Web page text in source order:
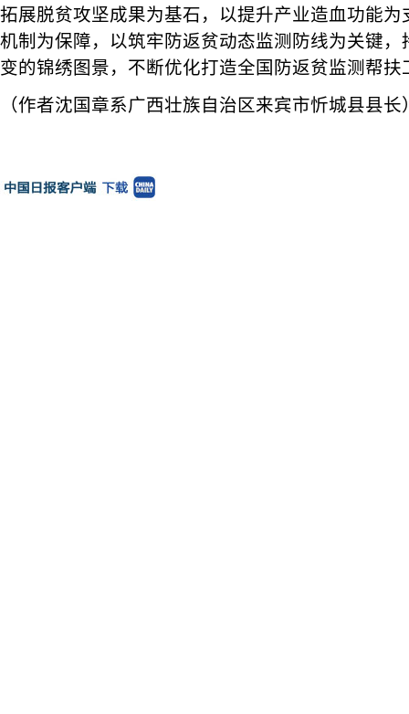
拓展脱贫攻坚成果为基石，以提升产业造血功能
机制为保障，以筑牢防返贫动态监测防线为关键
变的锦绣图景，不断优化打造全国防返贫监测帮扶
（作者沈国章系广西壮族自治区来宾市忻城县县长